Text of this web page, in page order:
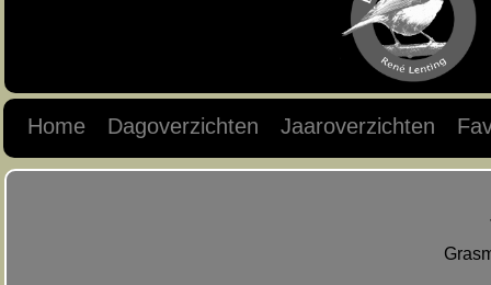
Home Dagoverzichten Jaaroverzichten